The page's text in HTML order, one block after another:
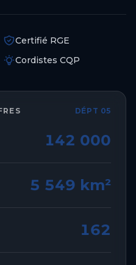
Certifié RGE
Cordistes CQP
DÉPT 05
142 000
5 549 km²
162